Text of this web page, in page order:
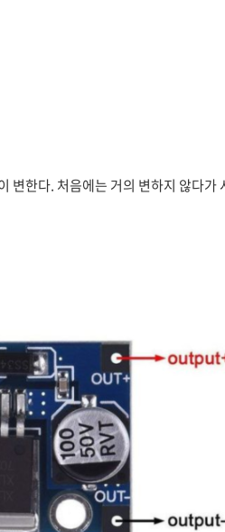
변한다. 처음에는 거의 변하지 않다가